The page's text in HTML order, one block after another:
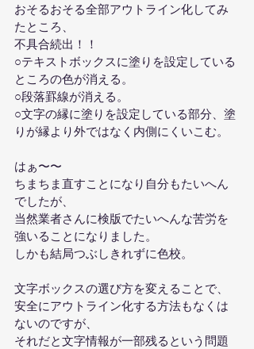
おそるおそる全部アウトライン化してみ
たところ、
不具合続出！！
○テキストボックスに塗りを設定している
ところの色が消える。
○段落罫線が消える。
○文字の縁に塗りを設定している部分、塗
りが縁より外ではなく内側にくいこむ。
はぁ〜〜
ちまちま直すことになり自分もたいへん
でしたが、
当然業者さんに検版でたいへんな苦労を
強いることになりました。
しかも結局つぶしきれずに色校。
文字ボックスの選び方を変えることで、
安全にアウトライン化する方法もなくは
ないのですが、
それだと文字情報が一部残るという問題